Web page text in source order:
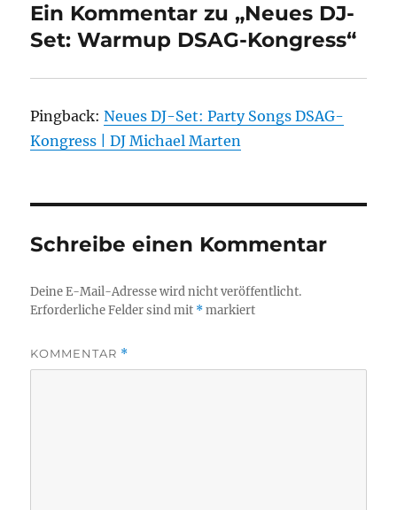
Ein Kommentar zu „Neues DJ-
Set: Warmup DSAG-Kongress“
Pingback:Neues DJ-Set: Party Songs DSAG-
Kongress | DJ Michael Marten
Schreibe einen Kommentar
Deine E-Mail-Adresse wird nicht veröffentlicht.
Erforderliche Felder sind mit *markiert
KOMMENTAR *